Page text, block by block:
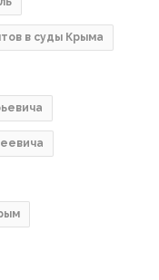
в суды Крыма